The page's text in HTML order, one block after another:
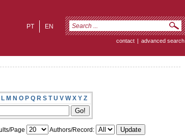
EN
PT
contact | advanced search
L M N O P Q R S T U V W X Y Z
Page
Authors/Record: